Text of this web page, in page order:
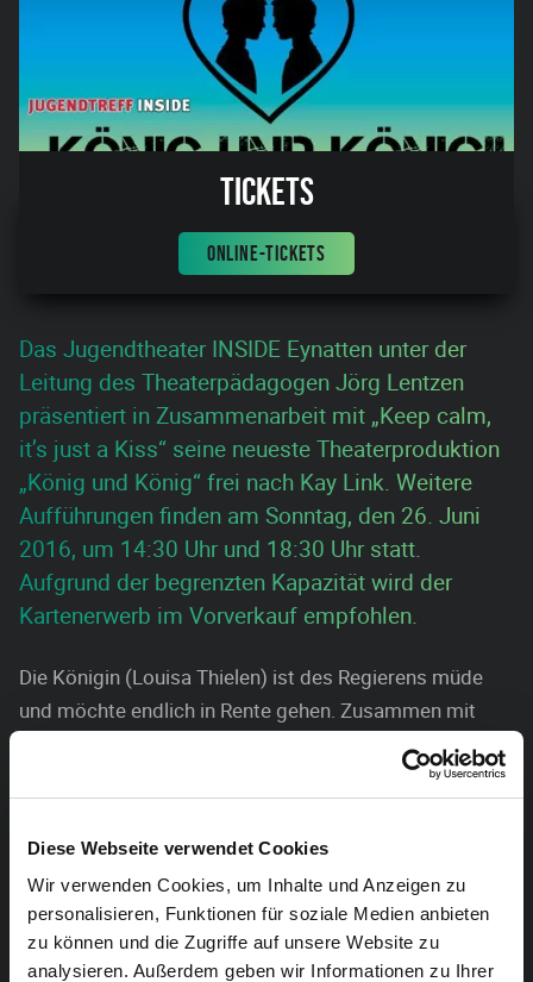
Diese Webseite verwendet Cookies
Wir verwenden Cookies, um Inhalte und Anzeigen zu
personalisieren, Funktionen für soziale Medien anbieten
zu können und die Zugriffe auf unsere Website zu
analysieren. Außerdem geben wir Informationen zu Ihrer
Tickets
ONLINE-TICKETS
Das Jugendtheater INSIDE Eynatten unter der
Leitung des Theaterpädagogen Jörg Lentzen
präsentiert in Zusammenarbeit mit „Keep calm,
it’s just a Kiss“ seine neueste Theaterproduktion
„König und König“ frei nach Kay Link. Weitere
Aufführungen finden am Sonntag, den 26. Juni
2016, um 14:30 Uhr und 18:30 Uhr statt.
Aufgrund der begrenzten Kapazität wird der
Kartenerwerb im Vorverkauf empfohlen.
Die Königin (Louisa Thielen) ist des Regierens müde
und möchte endlich in Rente gehen. Zusammen mit
dem Kammerdiener (Julien Robinet) versucht sie, den
Kronprinzen (Johannes Lienne) endlich unter die Haube
Die Königin organisiert eine „Brautschau“, bei der sie
die Prinzessinnen von Österreich, USA, Grönland, Indien
und Deutschland (gespielt von Amelie Furio und
Cheyenne Müller in Mehrfachrollen) dem Kronprinzen